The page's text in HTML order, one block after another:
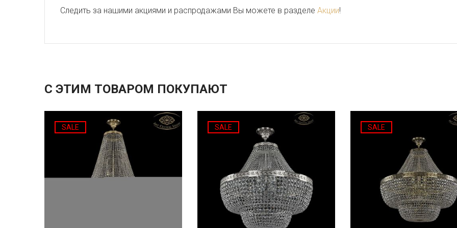
Следить за нашими акциями и распродажами Вы можете в разделе Акции!
С ЭТИМ ТОВАРОМ ПОКУПАЮТ
SALE SALE SALE